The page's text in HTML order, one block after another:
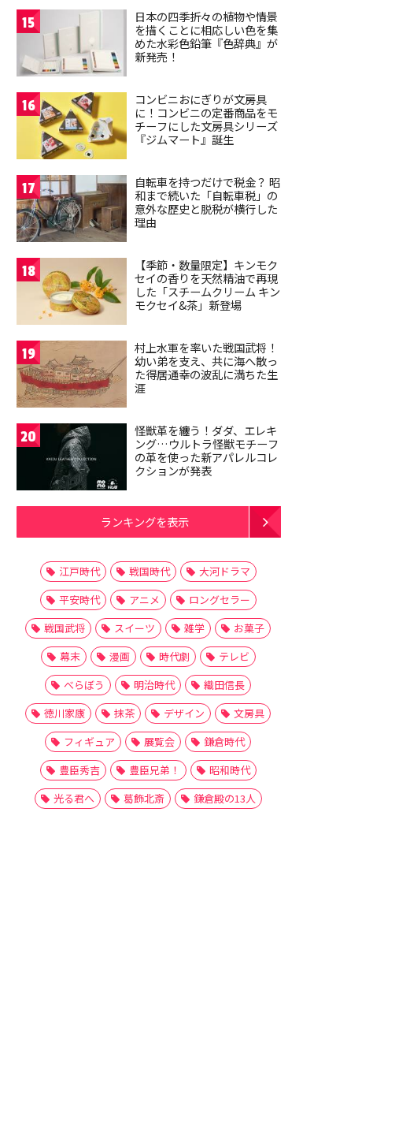
15
日本の四季折々の植物や情景
を描くことに相応しい色を集
めた水彩色鉛筆『色辞典』が
新発売！
16
コンビニおにぎりが文房具
に！コンビニの定番商品をモ
チーフにした文房具シリーズ
『ジムマート』誕生
17
自転車を持つだけで税金？ 昭
和まで続いた「自転車税」の
意外な歴史と脱税が横行した
理由
18
【季節・数量限定】キンモク
セイの香りを天然精油で再現
した「スチームクリーム キン
モクセイ&茶」新登場
19
村上水軍を率いた戦国武将！
幼い弟を支え、共に海へ散っ
た得居通幸の波乱に満ちた生
涯
20
怪獣革を纏う！ダダ、エレキ
ング…ウルトラ怪獣モチーフ
の革を使った新アパレルコレ
クションが発表
ランキングを表示
江戸時代 戦国時代
大河ドラマ
平安時代
アニメ
ロングセラー
戦国武将
スイーツ 雑学
お菓子
幕末
漫画 時代劇
テレビ
べらぼう
明治時代
織田信長
徳川家康
抹茶 デザイン
文房具
フィギュア
展覧会
鎌倉時代
豊臣秀吉
豊臣兄弟！
昭和時代
光る君へ
葛飾北斎 鎌倉殿の13人